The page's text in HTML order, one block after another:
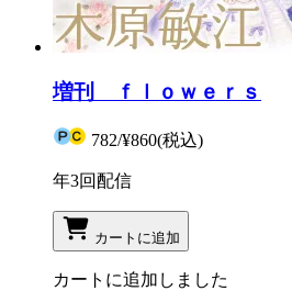
増刊 ｆｌｏｗｅｒｓ
782/¥860(税込)
年3回配信
カートに追加
カートに追加しました